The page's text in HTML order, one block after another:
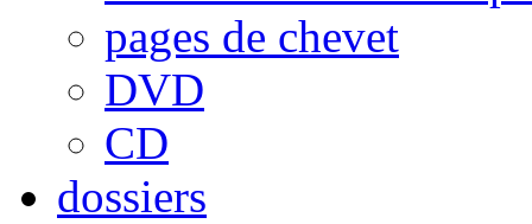
pages de chevet
DVD
CD
dossiers